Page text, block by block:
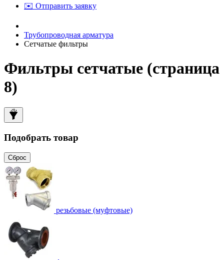
✉️ Отправить заявку
Трубопроводная арматура
Сетчатые фильтры
Фильтры сетчатые (страница
8)
Подобрать товар
Сброс
резьбовые (муфтовые)